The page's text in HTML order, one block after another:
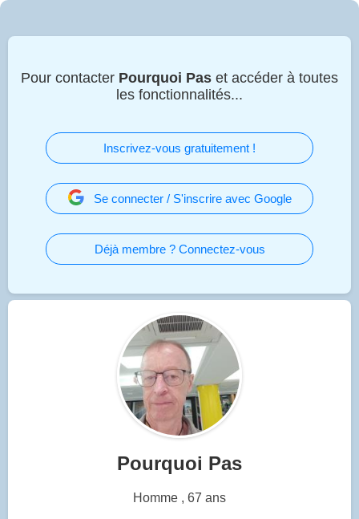
Pour contacter Pourquoi Pas et accéder à toutes
les fonctionnalités...
Inscrivez-vous gratuitement !
Se connecter / S'inscrire avec Google
Déjà membre ? Connectez-vous
Pourquoi Pas
Homme , 67 ans